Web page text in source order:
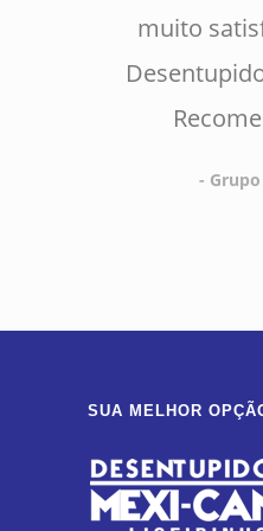
muito
-
SUA MELHOR